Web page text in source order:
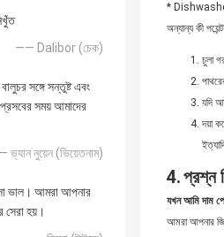
—— Dalibor (চেক)
সঙ্গে সন্তুষ্ট এবং
সময় আমাদের
ভ্যান নুয়েন (ভিয়েতনাম)
ভাল। আমরা আপনার
সেরা হয়।
* Dishwasher
অন্যান্য কী
চুলা
যদি
দয়া
4.প্রশ্ন
যখন আমি দাম
আমরা আপনার